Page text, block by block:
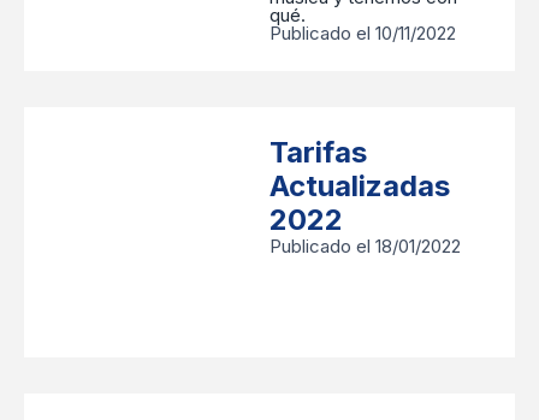
qué.
Publicado el 10/11/2022
Tarifas
Actualizadas
2022
Publicado el 18/01/2022